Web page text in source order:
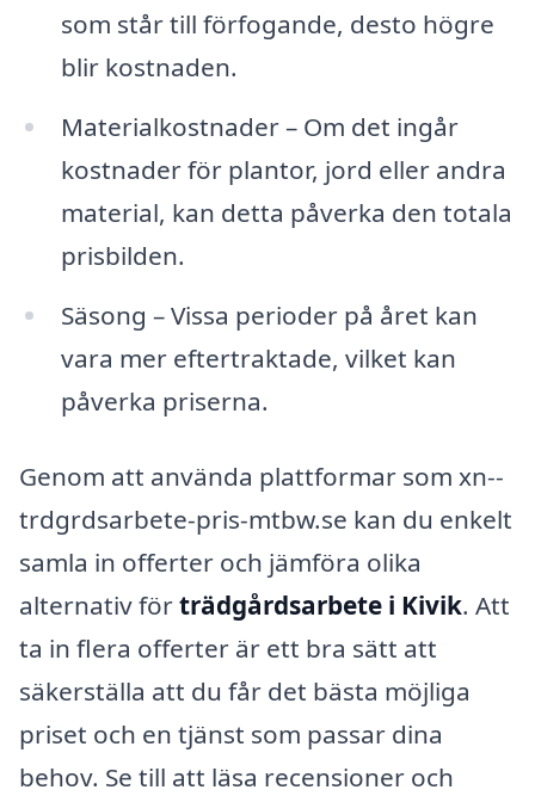
som står till förfogande, desto högre
blir kostnaden.
Materialkostnader – Om det ingår
kostnader för plantor, jord eller andra
material, kan detta påverka den totala
prisbilden.
Säsong – Vissa perioder på året kan
vara mer eftertraktade, vilket kan
påverka priserna.
Genom att använda plattformar som xn--
trdgrdsarbete-pris-mtbw.se kan du enkelt
samla in offerter och jämföra olika
alternativ förträdgårdsarbete i Kivik. Att
ta in flera offerter är ett bra sätt att
säkerställa att du får det bästa möjliga
priset och en tjänst som passar dina
behov. Se till att läsa recensioner och